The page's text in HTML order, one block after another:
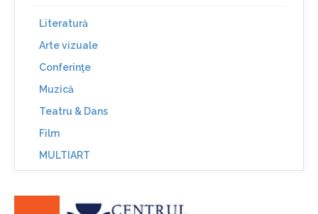
Literatură
Arte vizuale
Conferinţe
Muzică
Teatru & Dans
Film
MULTIART